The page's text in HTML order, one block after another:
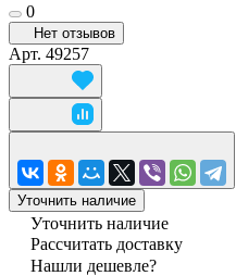
0
Нет отзывов
Арт. 49257
Уточнить наличие
Уточнить наличие
Рассчитать доставку
Нашли дешевле?